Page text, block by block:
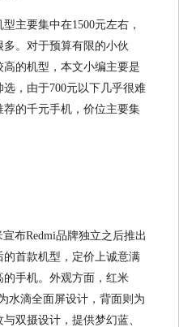
主要集中在1500元左右，
多。对于预算有限的小伙
的机型，本文小编主要是
，由于700元以下几乎很难
的千元手机，价位主要集
布Redmi品牌独立之后推出
首款机型，定价上诚意满
的手机。外观方面，红米
水滴全面屏设计，背面则为
双摄设计，提供梦幻蓝、